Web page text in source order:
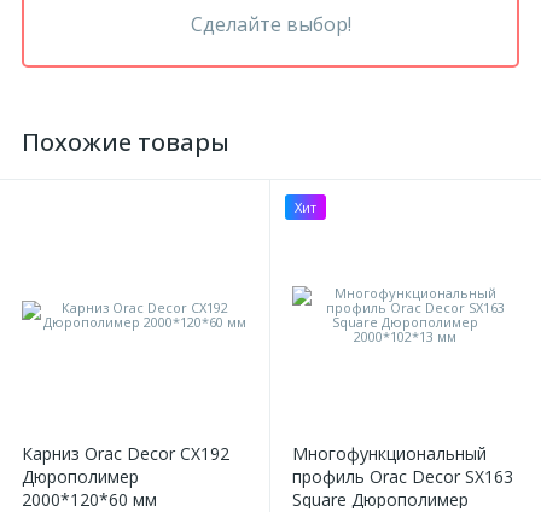
Сделайте выбор!
Похожие товары
Карниз Orac Decor CX192
Дюрополимер
2000*120*60 мм
Хит
Многофункциональный
профиль Orac Decor SX163
Square Дюрополимер